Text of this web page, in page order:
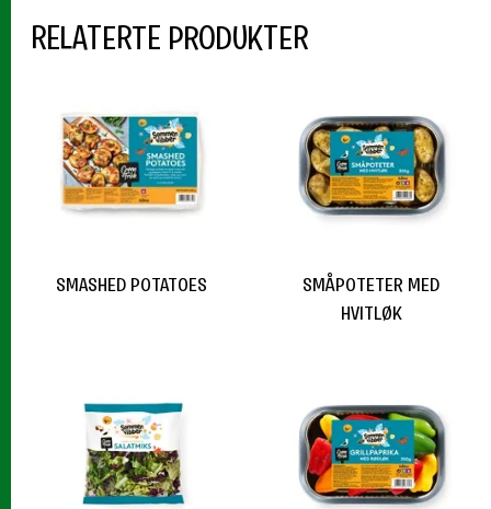
RELATERTE PRODUKTER
SMASHED POTATOES
SMÅPOTETER MED
HVITLØK